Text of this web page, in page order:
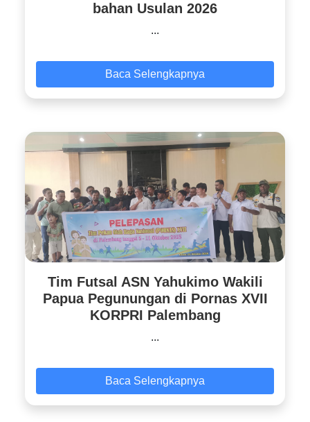
bahan Usulan 2026
...
Baca Selengkapnya
Tim Futsal ASN Yahukimo Wakili
Papua Pegunungan di Pornas XVII
KORPRI Palembang
...
Baca Selengkapnya